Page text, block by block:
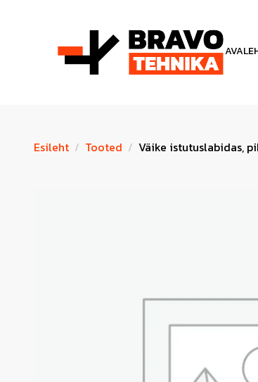
Esileht Tooted Väike istutuslabidas,